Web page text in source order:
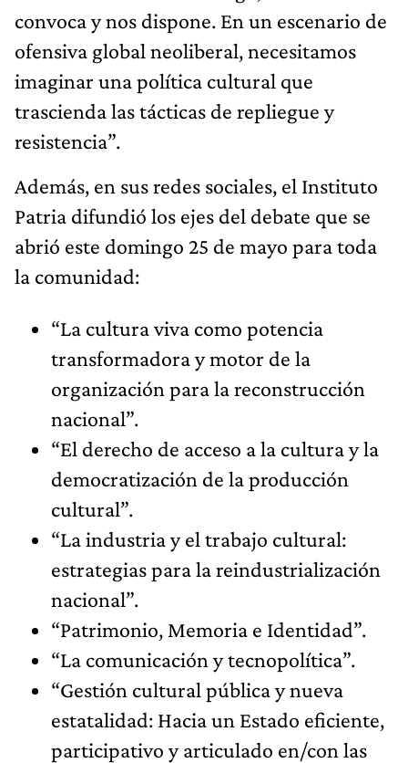
convoca y nos dispone. En un escenario de
ofensiva global neoliberal, necesitamos
imaginar una política cultural que
trascienda las tácticas de repliegue y
resistencia”.
Además, en sus redes sociales, el Instituto
Patria difundió los ejes del debate que se
abrió este domingo 25 de mayo para toda
la comunidad:
“La cultura viva como potencia
transformadora y motor de la
organización para la reconstrucción
nacional”.
“El derecho de acceso a la cultura y la
democratización de la producción
cultural”.
“La industria y el trabajo cultural:
estrategias para la reindustrialización
nacional”.
“Patrimonio, Memoria e Identidad”.
“La comunicación y tecnopolítica”.
“Gestión cultural pública y nueva
estatalidad: Hacia un Estado eficiente,
participativo y articulado en/con las